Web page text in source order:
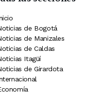
de Bogotá
de Manizales
de Caldas
Itagüí
de Girardota